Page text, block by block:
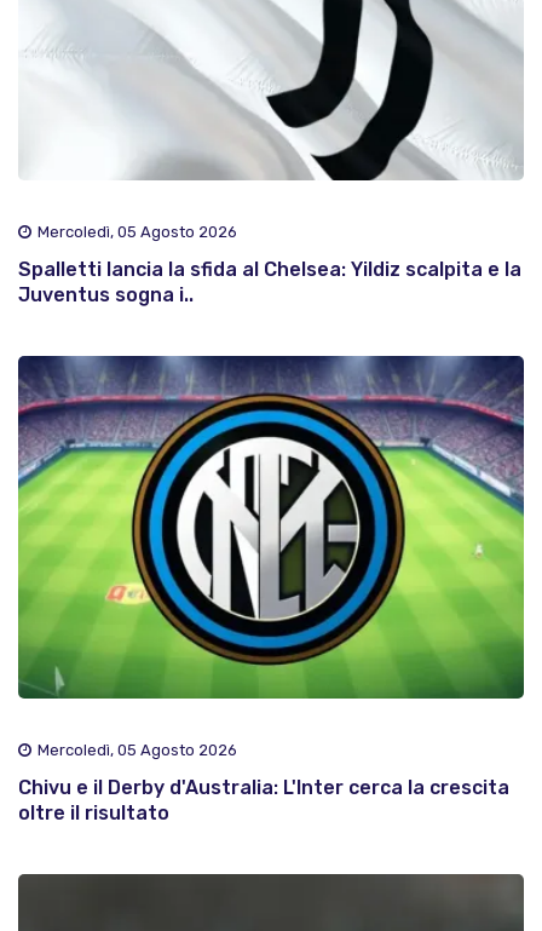
Mercoledì, 05 Agosto 2026
Spalletti lancia la sfida al Chelsea: Yildiz scalpita e la
Juventus sogna i..
Mercoledì, 05 Agosto 2026
Chivu e il Derby d'Australia: L'Inter cerca la crescita
oltre il risultato